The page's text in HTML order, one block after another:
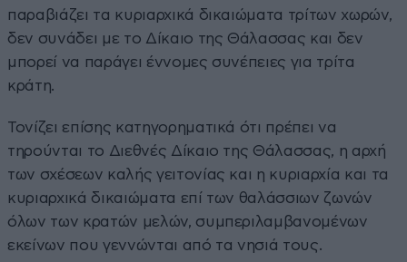
παραβιάζει τα κυριαρχικά δικαιώματα τρίτων χωρών,
δεν συνάδει με το Δίκαιο της Θάλασσας και δεν
μπορεί να παράγει έννομες συνέπειες για τρίτα
κράτη.
Τονίζει επίσης κατηγορηματικά ότι πρέπει να
τηρούνται το Διεθνές Δίκαιο της Θάλασσας, η αρχή
των σχέσεων καλής γειτονίας και η κυριαρχία και τα
κυριαρχικά δικαιώματα επί των θαλάσσιων ζωνών
όλων των κρατών μελών, συμπεριλαμβανομένων
εκείνων που γεννώνται από τα νησιά τους.